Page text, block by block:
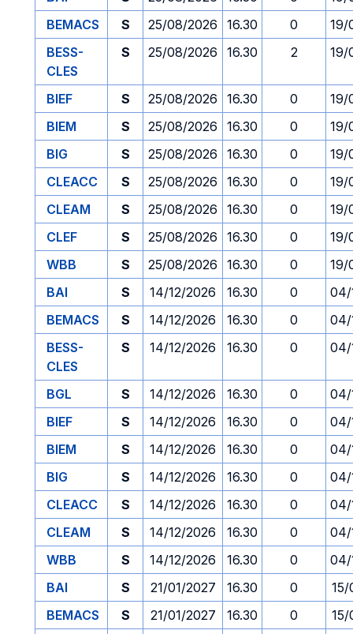
BEMACS
S 25/08/2026 16.30 0
19/
BESS-
CLES
S 25/08/2026 16.30 2 19/
BIEF S 25/08/2026 16.30 0
19/
BIEM
S 25/08/2026 16.30 0
19/
BIG
S 25/08/2026 16.30 0
19/
CLEACC
S 25/08/2026 16.30 0
19/
CLEAM
S 25/08/2026 16.30 0
19/
CLEF
S 25/08/2026 16.30 0
19/
WBB
S 25/08/2026 16.30 0
19/
BAI
S 14/12/2026 16.30 0
04/
BEMACS
S 14/12/2026 16.30 0
04/
BESS-
CLES
S 14/12/2026 16.30 0 04/
BGL S 14/12/2026 16.30 0
04/
BIEF
S 14/12/2026 16.30 0
04/
BIEM
S 14/12/2026 16.30 0
04/
BIG
S 14/12/2026 16.30 0
04/
CLEACC
S 14/12/2026 16.30 0
04/
CLEAM
S 14/12/2026 16.30 0
04/
WBB
S 14/12/2026 16.30 0
04/
BAI
S 21/01/2027 16.30 0
15/
BEMACS
S 21/01/2027 16.30 0
15/